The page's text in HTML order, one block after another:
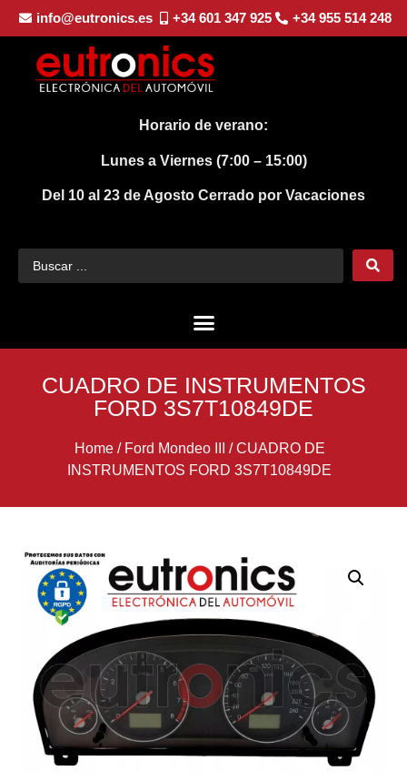
info@eutronics.es +34 601 347 925 +34 955 514 248
Horario de verano:
Lunes a Viernes (7:00 – 15:00)
Del 10 al 23 de Agosto Cerrado por Vacaciones
CUADRO DE INSTRUMENTOS
FORD 3S7T10849DE
Home/ Ford Mondeo III /CUADRO DE
INSTRUMENTOS FORD 3S7T10849DE